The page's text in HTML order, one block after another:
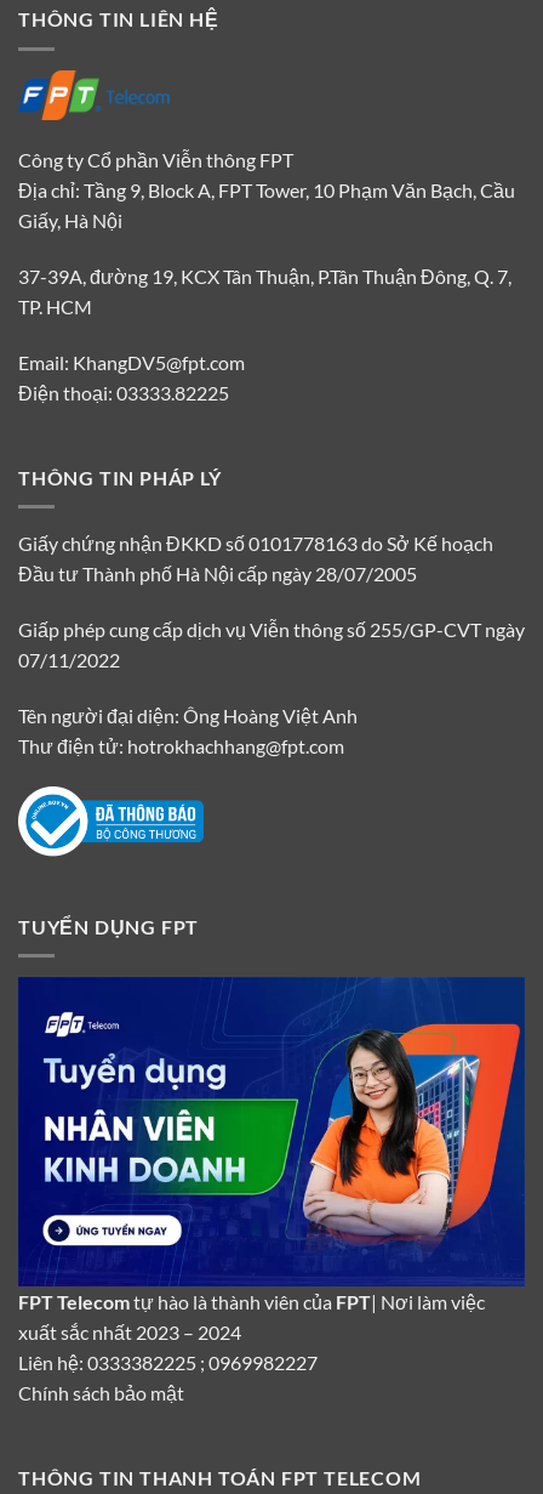
THÔNG TIN LIÊN HỆ
Công ty Cổ phần Viễn thông FPT
Địa chỉ: Tầng 9, Block A, FPT Tower, 10 Phạm Văn Bạch, Cầu
Giấy, Hà Nội
37-39A, đường 19, KCX Tân Thuận, P.Tân Thuận Đông, Q. 7,
TP. HCM
Email: KhangDV5@fpt.com
Điện thoại: 03333.82225
THÔNG TIN PHÁP LÝ
Giấy chứng nhận ĐKKD số 0101778163 do Sở Kế hoạch
Đầu tư Thành phố Hà Nội cấp ngày 28/07/2005
Giấp phép cung cấp dịch vụ Viễn thông số 255/GP-CVT ngày
07/11/2022
Tên người đại diện: Ông Hoàng Việt Anh
Thư điện tử: hotrokhachhang@fpt.com
TUYỂN DỤNG FPT
FPT Telecomtự hào là thành viên của FPT| Nơi làm việc
xuất sắc nhất 2023 – 2024
Liên hệ: 0333382225 ; 0969982227
Chính sách bảo mật
THÔNG TIN THANH TOÁN FPT TELECOM